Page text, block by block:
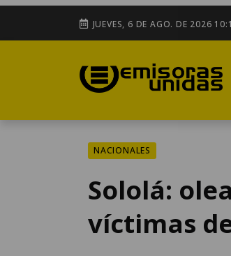
JUEVES, 6 DE AGO. DE 2026
NACIONALES
Sololá:
víctimas